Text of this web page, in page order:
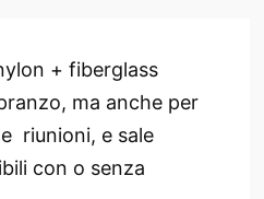
+ fiberglass
ma anche per
riunioni, e sale
con o senza